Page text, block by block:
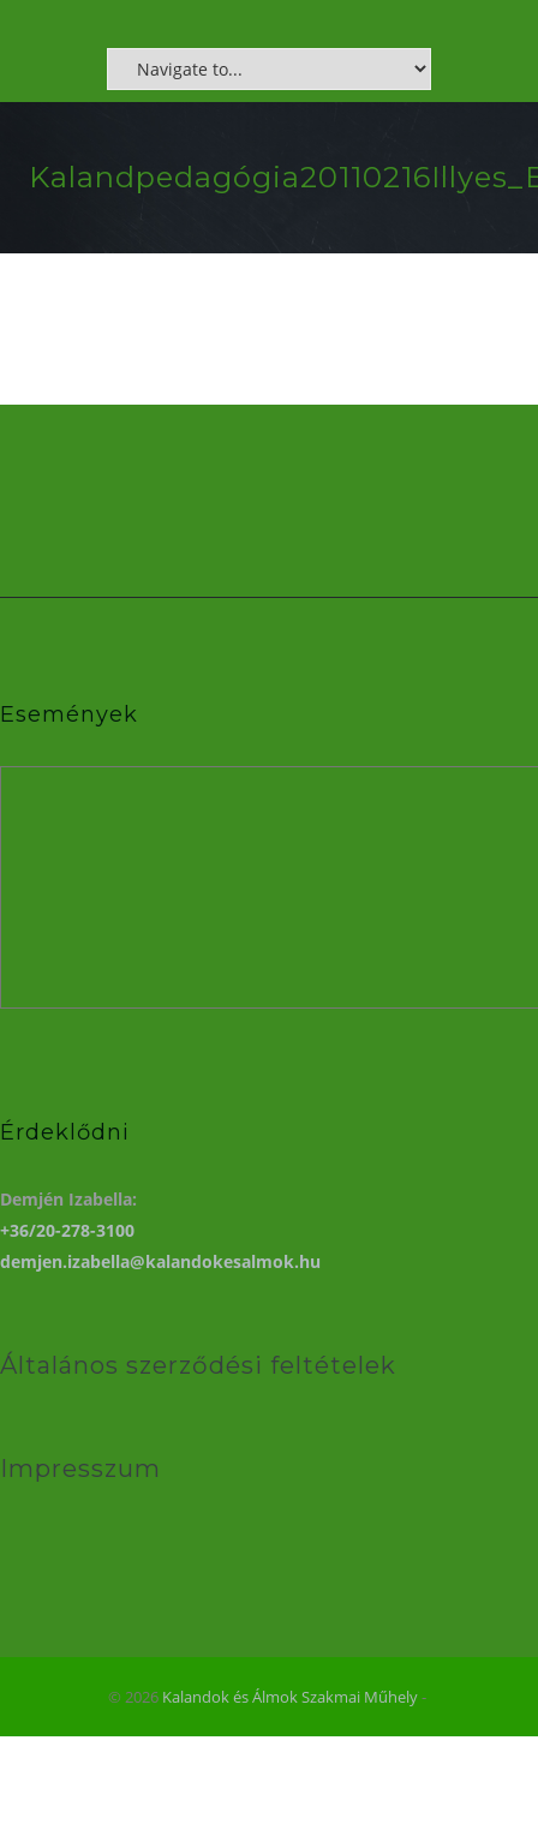
Események
Érdeklődni
Demjén Izabella:
+36/20-278-3100
demjen.izabella@kalandokesalmok.hu
Általános szerződési feltételek
Impresszum
© 2026 Kalandok és Álmok Szakmai Műhely‐